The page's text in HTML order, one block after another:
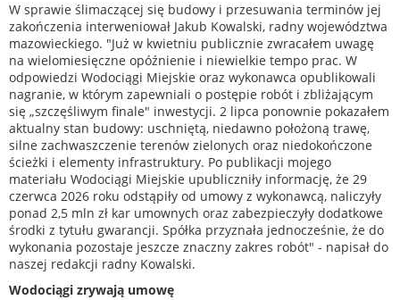
W sprawie ślimaczącej się budowy i przesuwania terminów jej
zakończenia interweniował Jakub Kowalski, radny województwa
mazowieckiego. "Już w kwietniu publicznie zwracałem uwagę
na wielomiesięczne opóźnienie i niewielkie tempo prac. W
odpowiedzi Wodociągi Miejskie oraz wykonawca opublikowali
nagranie, w którym zapewniali o postępie robót i zbliżającym
się „szczęśliwym finale" inwestycji. 2 lipca ponownie pokazałem
aktualny stan budowy: uschniętą, niedawno położoną trawę,
silne zachwaszczenie terenów zielonych oraz niedokończone
ścieżki i elementy infrastruktury. Po publikacji mojego
materiału Wodociągi Miejskie upubliczniły informację, że 29
czerwca 2026 roku odstąpiły od umowy z wykonawcą, naliczyły
ponad 2,5 mln zł kar umownych oraz zabezpieczyły dodatkowe
środki z tytułu gwarancji. Spółka przyznała jednocześnie, że do
wykonania pozostaje jeszcze znaczny zakres robót" - napisał do
naszej redakcji radny Kowalski.
Wodociągi zrywają umowę